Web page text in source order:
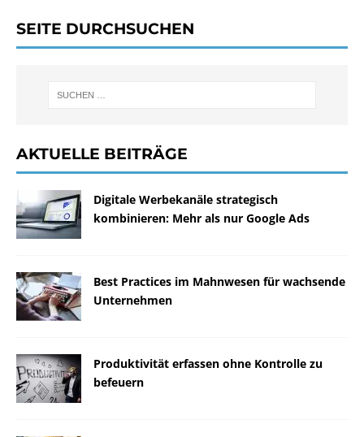
SEITE DURCHSUCHEN
AKTUELLE BEITRÄGE
Digitale Werbekanäle strategisch
kombinieren: Mehr als nur Google Ads
Best Practices im Mahnwesen für wachsende
Unternehmen
Produktivität erfassen ohne Kontrolle zu
befeuern